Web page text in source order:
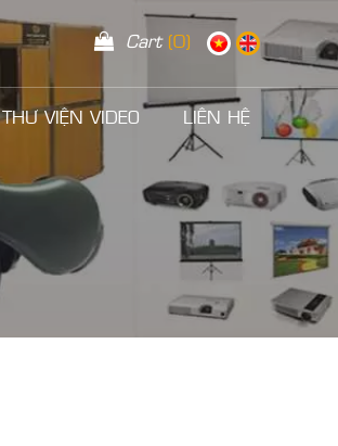
Cart (0)
THƯ VIỆN VIDEO LIÊN HỆ